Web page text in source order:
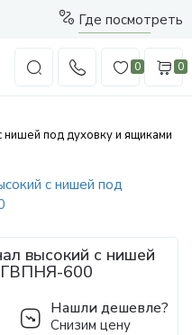
Где посмотреть
0 0
под духовку и ящиками
высокий с нишей
ГВПНЯ-600
Нашли дешевле?
Снизим цену